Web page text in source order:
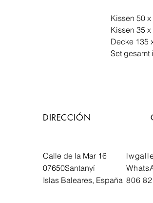
Kissen 50
Kissen 35
Decke 135
Set gesamt
DIRECCIÓN
Calle de la Mar 16
07650Santanyí
Islas Baleares, España 806